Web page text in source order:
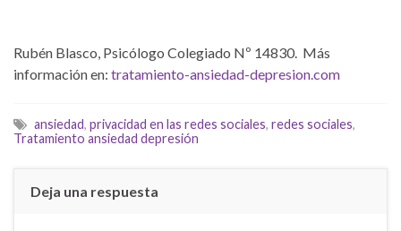
Rubén Blasco, Psicólogo Colegiado Nº 14830. Más
información en: tratamiento-ansiedad-depresion.com
ansiedad, privacidad en las redes sociales, redes sociales,
Tratamiento ansiedad depresión
Deja una respuesta